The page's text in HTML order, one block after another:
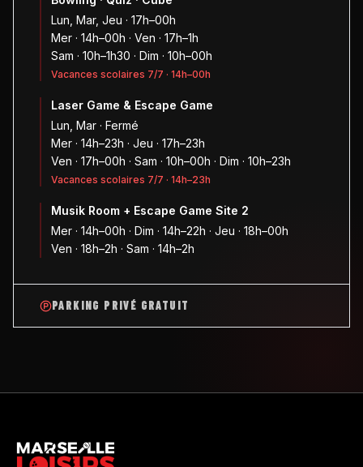
Lun, Mar, Jeu · 17h–00h
Mer · 14h–00h · Ven · 17h–1h
Sam · 10h–1h30 · Dim · 10h–00h
Vacances scolaires 7/7 · 14h–00h
Laser Game & Escape Game
Lun, Mar · Fermé
Mer · 14h–23h · Jeu · 17h–23h
Ven · 17h–00h · Sam · 10h–00h · Dim · 10h–23h
Vacances scolaires 7/7 · 14h–23h
Musik Room + Escape Game Site 2
Mer · 14h–00h · Dim · 14h–22h · Jeu · 18h–00h
Ven · 18h–2h · Sam · 14h–2h
PARKING PRIVÉ GRATUIT